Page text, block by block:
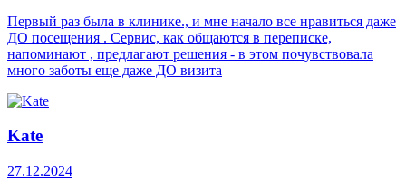
Первый раз была в клинике., и мне начало все нравиться даже
ДО посещения . Сервис, как общаются в переписке,
напоминают , предлагают решения - в этом почувствовала
много заботы еще даже ДО визита
Kate
27.12.2024